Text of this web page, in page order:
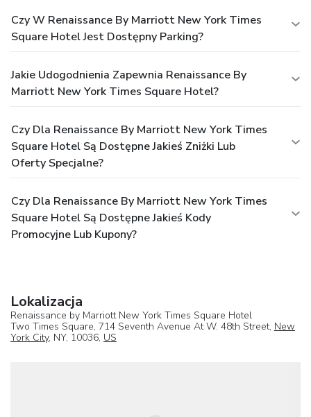
Czy W Renaissance By Marriott New York Times
Square Hotel Jest Dostępny Parking?
Jakie Udogodnienia Zapewnia Renaissance By
Marriott New York Times Square Hotel?
Czy Dla Renaissance By Marriott New York Times
Square Hotel Są Dostępne Jakieś Zniżki Lub
Oferty Specjalne?
Czy Dla Renaissance By Marriott New York Times
Square Hotel Są Dostępne Jakieś Kody
Promocyjne Lub Kupony?
Lokalizacja
Renaissance by Marriott New York Times Square Hotel
Two Times Square, 714 Seventh Avenue At W. 48th Street, New
York City, NY, 10036, US